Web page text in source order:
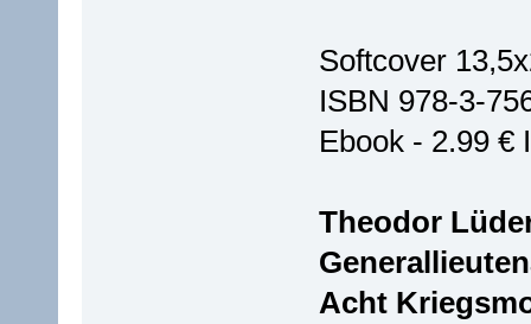
Softcover
ISBN 978-3-
Ebook - 2.99 €
Theodor
Acht